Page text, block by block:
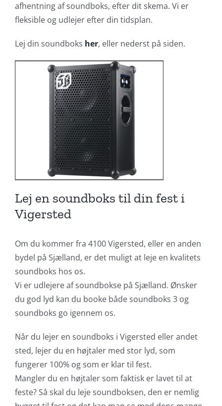
afhentning af soundboks, efter dit skema. Vi er
fleksible og udlejer efter din tidsplan.
Lej din soundboks her, eller nederst på siden.
Lej en soundboks til din fest i
Vigersted
Om du kommer fra 4100 Vigersted, eller en anden
bydel på Sjælland, er det muligt at leje en kvalitets
soundboks hos os.
Vi er udlejere af soundbokse på Sjælland. Ønsker
du god lyd kan du booke både soundboks 3 og
soundboks go igennem os.
Når du lejer en soundboks i Vigersted eller andet
sted, lejer du en højtaler med stor lyd, som
fungerer 100% og som er klar til fest.
Mangler du en højtaler som faktisk er lavet til at
feste? Så skal du leje soundboksen, den er nemlig